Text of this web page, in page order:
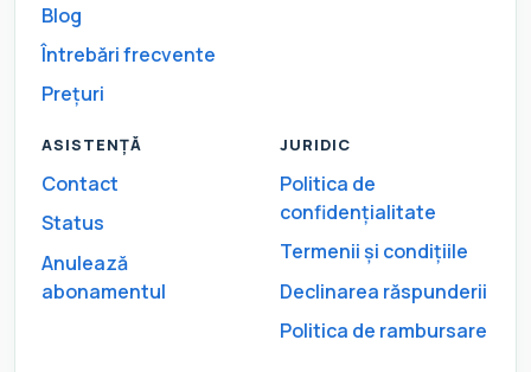
Blog
Întrebări frecvente
Prețuri
ASISTENȚĂ
Contact
Status
Anulează
abonamentul
JURIDIC
Politica de
confidențialitate
Termenii și condițiile
Declinarea răspunderii
Politica de rambursare